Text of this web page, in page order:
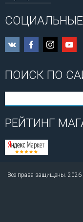
ПОИСК ПО
РЕЙТИНГ
Все права защищены.